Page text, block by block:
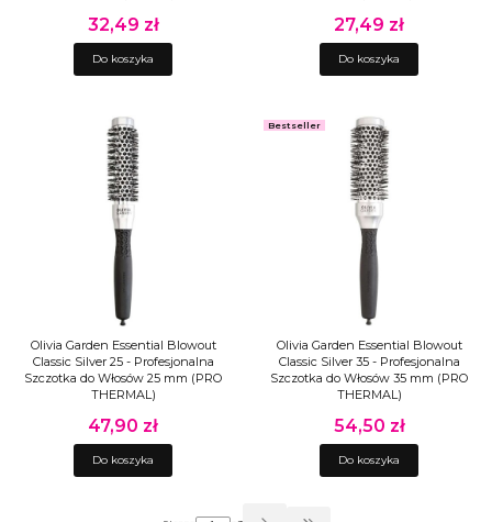
Cena
32,49 zł
Do koszyka
Cena
27,49 zł
Do koszyka
Olivia Garden Essential Blowout
Classic Silver 25 - Profesjonalna
Szczotka do Włosów 25 mm (PRO
THERMAL)
Cena
47,90 zł
Do koszyka
Bestseller
Olivia Garden Essential Blowout
Classic Silver 35 - Profesjonalna
Szczotka do Włosów 35 mm (PRO
THERMAL)
Cena
54,50 zł
Do koszyka